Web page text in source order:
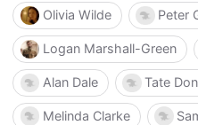
Olivia Wilde Peter
Logan Marshall-Green
Alan Dale Tate
Melinda Clarke